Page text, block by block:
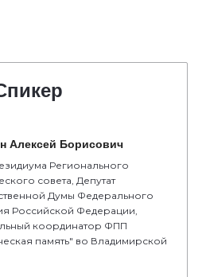
Алексей Борисович
Регионального
совета, Депутат
Думы Федерального
Российской Федерации,
координатор ФПП
память" во Владимирской